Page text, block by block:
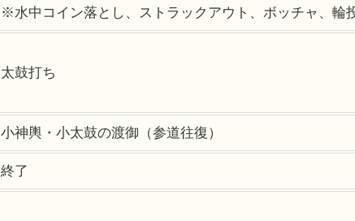
※水中コイン落とし、ストラックアウト、ボッチャ、輪
太鼓打ち
小神輿・小太鼓の渡御（参道往復）
終了